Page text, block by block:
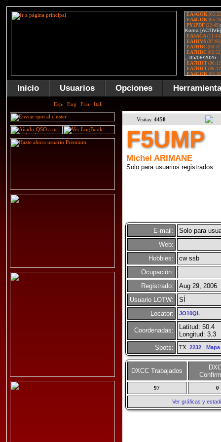
Inicio Usuarios Opciones
Visitas: 4458
F5UMP
Michel ARIMANE
Solo para usuarios registrados
E-mail:
Solo para
Web:
Hobbies:
cw ssb
Ocupación:
Registrado:
Aug 29, 2006
Usuario LOTW:
SÍ
Locator:
JO10QL
Coordenadas:
Latitud: 50.4
Longitud: 3.3
Spots:
TX: 2232- Mapa
DXCC Trabajados
97 0
Ver gráficas y